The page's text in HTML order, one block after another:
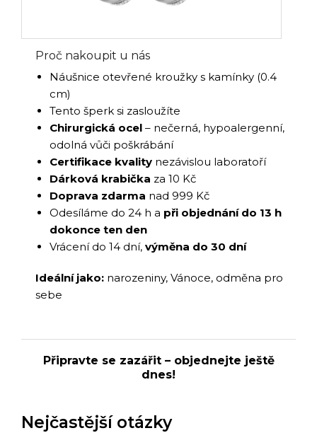
Proč nakoupit u nás
Náušnice otevřené kroužky s kamínky (0.4
cm)
Tento šperk si zasloužíte
Chirurgická ocel – nečerná, hypoalergenní,
odolná vůči poškrábání
Certifikace kvality nezávislou laboratoří
Dárková krabička za 10 Kč
Doprava zdarma nad 999 Kč
Odesíláme do 24 h a při objednání do 13 h
dokonce ten den
Vrácení do 14 dní, výměna do 30 dní
Ideální jako: narozeniny, Vánoce, odměna pro
sebe
Připravte se zazářit – objednejte ještě
dnes!
Nejčastější otázky